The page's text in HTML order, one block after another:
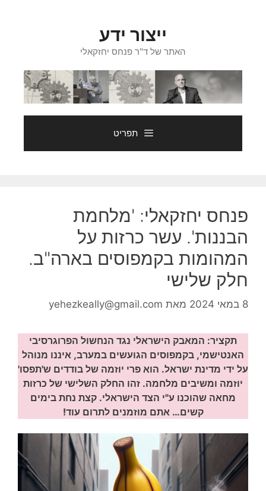
ייצור ידע
האתר של ד"ר פנחס יחזקאלי
תפריט
פנחס יחזקאלי: 'מלחמת
הבננות'. עשר כרזות על
המהומות בקמפוסים בארה"ב.
חלק שלישי
8 במאי 2024 מאת yehezkeally@gmail.com
תקציר: המאבק הישראלי נגד הנחשול הפרוגרסיבי
האנטישמי, בקמפוסים הגועשים במערב, איננו מנוהל
על ידי מדינת ישראל. הוא פרי יוזמה של בודדים ש'תפסו'
יוזמה ומשיבים מלחמה. זהו החלק השלישי של כרזות
מחאה שהוכנו ע"י הצד הישראלי. קצת נחת בימים
קשים… אתם מוזמנים לתרום עוד!